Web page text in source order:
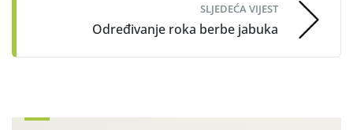
SLJEDEĆA VIJEST
Određivanje roka berbe jabuka